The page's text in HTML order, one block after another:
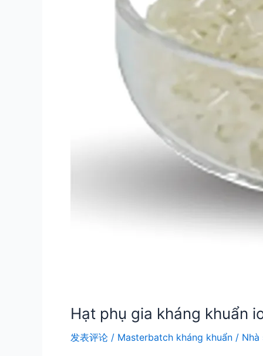
Hạt phụ gia kháng khuẩn
发表评论 / Masterbatch kháng khuẩn / Nhà